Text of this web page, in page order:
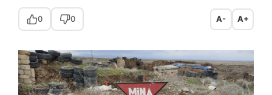
0 0 A- A+